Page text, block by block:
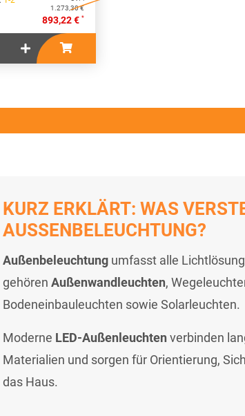
1.273,30 €
893,22 € *
KURZ ERKLÄRT: WAS
AUSSENBELEUCHTUNG?
Außenbeleuchtung umfasst alle
gehören Außenwandleuchten,
Bodeneinbauleuchten sowie Solarleuchten.
Moderne LED-Außenleuchten verbinden
Materialien und sorgen für Orientierung,
das Haus.